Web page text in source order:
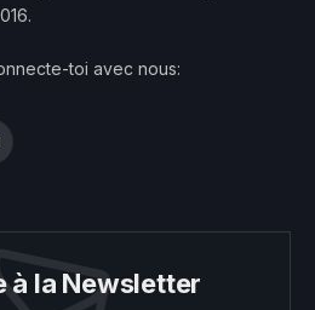
toi avec nous:
à la Newsletter